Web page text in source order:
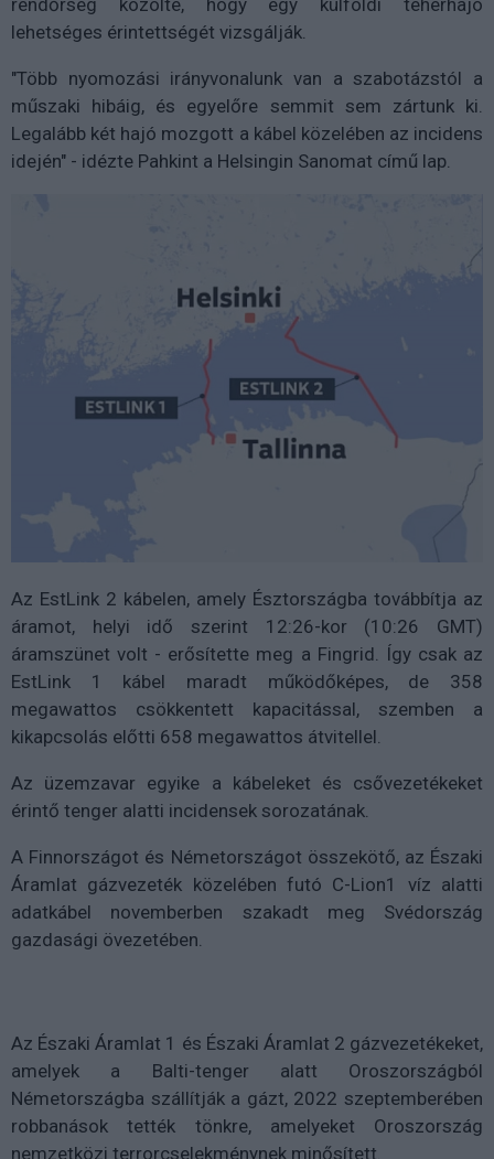
rendőrség közölte, hogy egy külföldi teherhajó
lehetséges érintettségét vizsgálják.
"Több nyomozási irányvonalunk van a szabotázstól a
műszaki hibáig, és egyelőre semmit sem zártunk ki.
Legalább két hajó mozgott a kábel közelében az incidens
idején" - idézte Pahkint a Helsingin Sanomat című lap.
Az EstLink 2 kábelen, amely Észtországba továbbítja az
áramot, helyi idő szerint 12:26-kor (10:26 GMT)
áramszünet volt - erősítette meg a Fingrid. Így csak az
EstLink 1 kábel maradt működőképes, de 358
megawattos csökkentett kapacitással, szemben a
kikapcsolás előtti 658 megawattos átvitellel.
Az üzemzavar egyike a kábeleket és csővezetékeket
érintő tenger alatti incidensek sorozatának.
A Finnországot és Németországot összekötő, az Északi
Áramlat gázvezeték közelében futó C-Lion1 víz alatti
adatkábel novemberben szakadt meg Svédország
gazdasági övezetében.
Az Északi Áramlat 1 és Északi Áramlat 2 gázvezetékeket,
amelyek a Balti-tenger alatt Oroszországból
Németországba szállítják a gázt, 2022 szeptemberében
robbanások tették tönkre, amelyeket Oroszország
nemzetközi terrorcselekménynek minősített.